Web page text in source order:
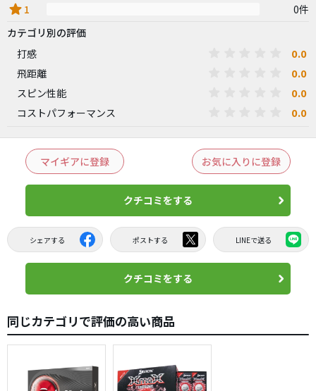
star 1
0件
カテゴリ別の評価
打感
0.0
飛距離 0.0
スピン性能 0.0
コストパフォーマンス 0.0
マイギアに登録 お気に入りに登録
クチコミをする
シェアする ポストする LINEで送る
クチコミをする
同じカテゴリで評価の高い商品